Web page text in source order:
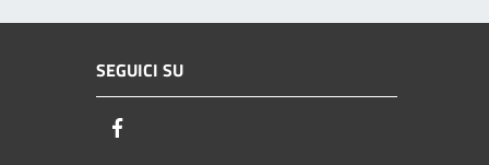
SEGUICI SU